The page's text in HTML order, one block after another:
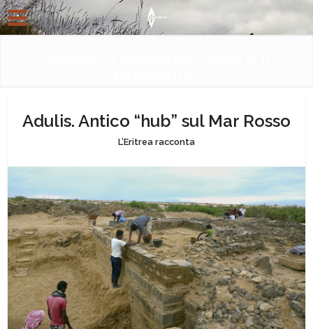
Adulis. Antico “hub” sul Mar Rosso
L’Eritrea racconta